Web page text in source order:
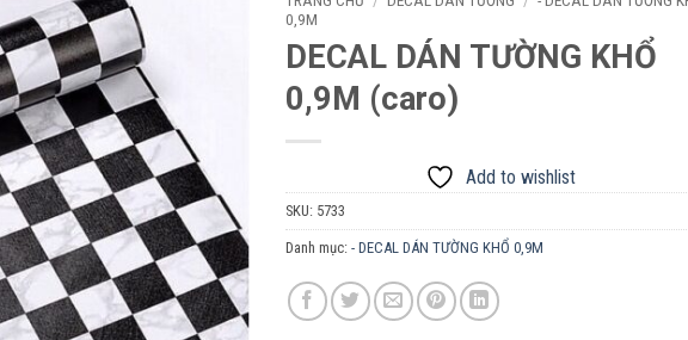
0,9M
DECAL DÁN TƯỜNG KHỔ
0,9M (caro)
Add to wishlist
SKU: 5733
Danh mục: - DECAL DÁN TƯỜNG KHỔ 0,9M